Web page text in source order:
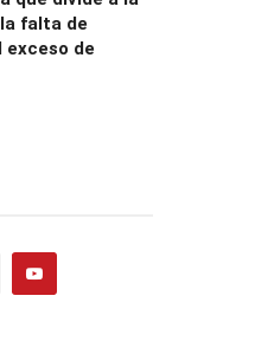
falta de
exceso de